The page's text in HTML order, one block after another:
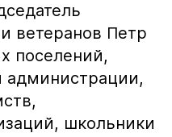
ветеранов Петр
поселений,
администрации,
школьники